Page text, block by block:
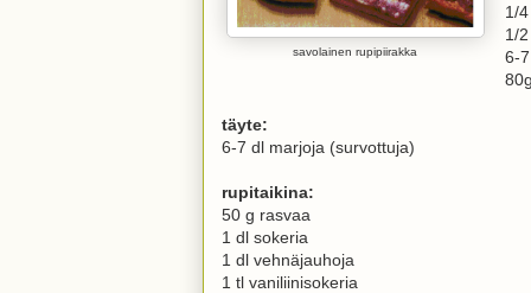
savolainen rupipiirakka
1/
1/
6-
täyte:
6-7 dl marjoja (survottuja)
rupitaikina:
50 g rasvaa
1 dl sokeria
1 dl vehnäjauhoja
1 tl vaniliinisokeria